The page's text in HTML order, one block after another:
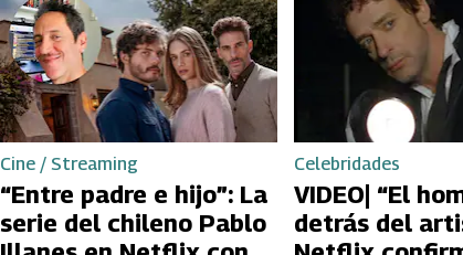
Cine / Streaming
“Entre padre e hijo”: La
serie del chileno Pablo
Celebridades
VIDEO| “El
detrás del